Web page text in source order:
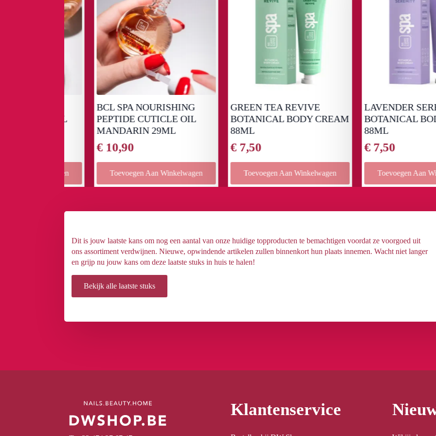
BCL SPA NOURISHING
PEPTIDE CUTICLE OIL
MANDARIN 29ML
10,90
Toevoegen Aan Winkelwagen
GREEN TEA REVIVE
BOTANICAL BODY CREAM
7,50
Toevoegen Aan Winkelwagen
LAVENDER SERENITY
BOTANICAL BODY
7,50
Toevoegen Aan
Dit is jouw laatste kans om nog een aantal van onze huidige topproducten te bemachtigen voordat ze voorgoed uit
ons assortiment verdwijnen. Nieuwe, opwindende artikelen zullen binnenkort hun plaats innemen. Wacht niet langer
en grijp nu jouw kans om deze laatste stuks in huis te halen!
Bekijk alle laatste stuks
Klantenservice